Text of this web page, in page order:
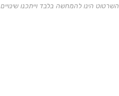
השרטוט הינו להמחשה בלבד וייתכנו שינויים